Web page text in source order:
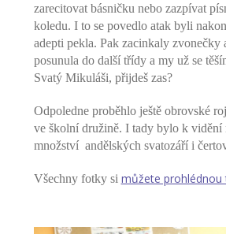
---- Koordinátor vzdělávání
Prvnáčci
-- Co škola nabízí
-- Zápis
-- Odklad
-- První školní dny
zarecitovat básničku nebo zazpívat
koledu. I to se povedlo atak byli
adepti pekla. Pak zacinkaly zvonečky
posunula do další třídy a my už se
Svatý Mikuláši, přijdeš zas?
Odpoledne proběhlo ještě obrovské
ve školní družině. I tady bylo k vidění
množství andělských svatozáří i
Všechny fotky si můžete prohlédnou